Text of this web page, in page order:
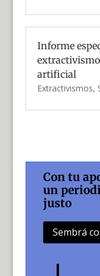
Informe
artificial
Extractivismos,
Con tu
un
justo
Sembrá